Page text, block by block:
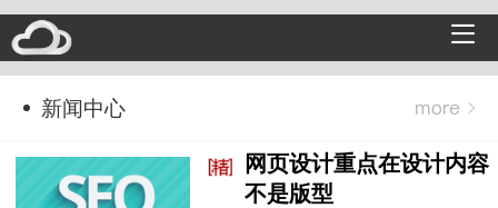
新闻中心
网页设计重点在设计内容
不是版型